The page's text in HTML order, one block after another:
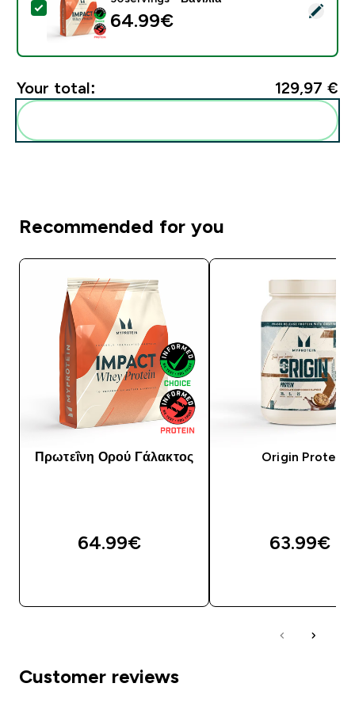
Select this product - Πρωτεΐνη Ορού Γάλακτος -
64.99€‎
Your total: 129,97 €‎
Recommended for you
Πρωτεΐνη Ορού Γάλακτος
64.99€‎
Origin Protein
63.99€‎
Customer reviews